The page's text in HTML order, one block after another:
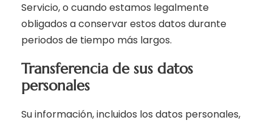
Servicio, o cuando estamos legalmente
obligados a conservar estos datos durante
periodos de tiempo más largos.
Transferencia de sus datos
personales
Su información, incluidos los datos personales,